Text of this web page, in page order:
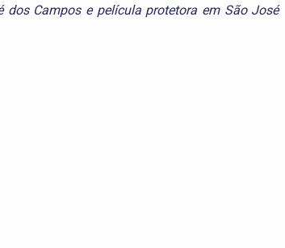
dos Campose película protetora em São José